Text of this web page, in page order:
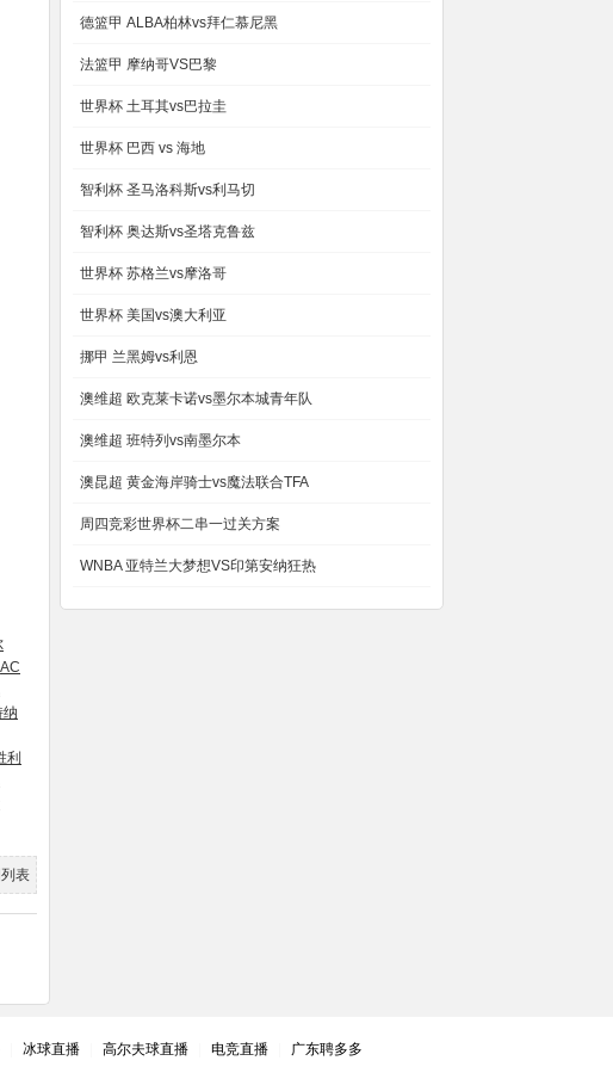
AC
纳
利
表
德篮甲 ALBA柏林vs拜仁慕尼黑
法篮甲 摩纳哥VS巴黎
世界杯 土耳其vs巴拉圭
世界杯 巴西 vs 海地
智利杯 圣马洛科斯vs利马切
智利杯 奥达斯vs圣塔克鲁兹
世界杯 苏格兰vs摩洛哥
世界杯 美国vs澳大利亚
挪甲 兰黑姆vs利恩
澳维超 欧克莱卡诺vs墨尔本城青年队
澳维超 班特列vs南墨尔本
澳昆超 黄金海岸骑士vs魔法联合TFA
周四竞彩世界杯二串一过关方案
WNBA 亚特兰大梦想VS印第安纳狂热
冰球直播 高尔夫球直播 电竞直播 广东聘多多